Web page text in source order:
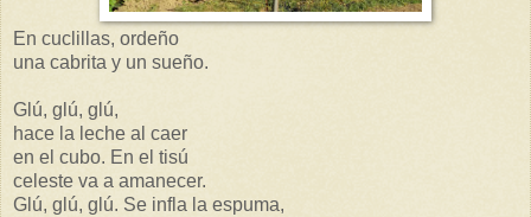
En cuclillas, ordeño
una cabrita y un sueño.
Glú, glú, glú,
hace la leche al caer
en el cubo. En el tisú
celeste va a amanecer.
Glú, glú, glú. Se infla la espuma,